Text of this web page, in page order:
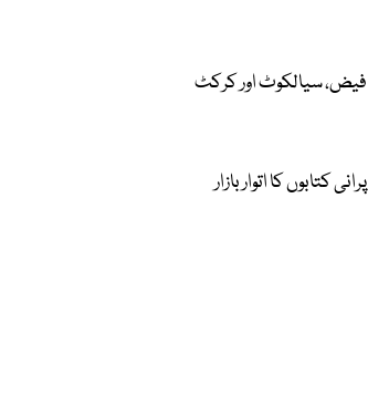
فیض، سیالکوٹ اور کرکٹ
پرانی کتابوں کا اتوار بازار